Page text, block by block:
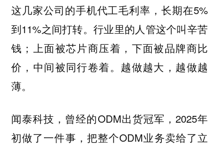
这几家公司的手机代工毛利率，长期在5%
到11%之间打转。行业里的人管这个叫辛苦
钱；上面被芯片商压着，下面被品牌商比
价，中间被同行卷着。越做越大，越做越
薄。
闻泰科技，曾经的ODM出货冠军，2025年
初做了一件事，把整个ODM业务卖给了立